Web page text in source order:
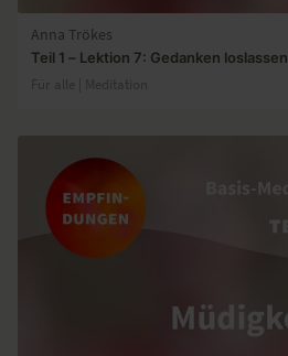
Anna Trökes
Teil 1 – Lektion 7: Gedanken loslassen
Für alle | Meditation